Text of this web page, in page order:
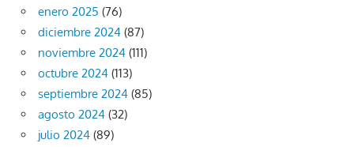
enero 2025 (76)
diciembre 2024 (87)
noviembre 2024 (111)
octubre 2024 (113)
septiembre 2024 (85)
agosto 2024 (32)
julio 2024 (89)